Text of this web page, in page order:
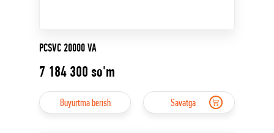
PCSVC 20000 VA
7 184 300 so'm
Buyurtma berish Savatga